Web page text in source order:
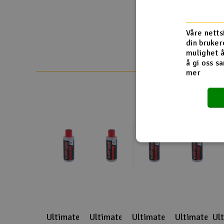
Verktøy, utstyr & tilbehør
Ultimate
Ultimate
Ultimate
Ultimate
Våre
din
mulighet
å gi oss
mer